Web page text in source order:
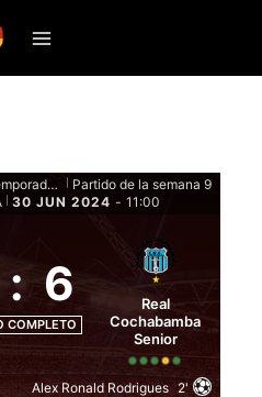
Superliga Boliviana Senior Temporada 2024 - Fase de Grupos Senior
Partido de la semana 9
30 JUN 2024 - 11:00
: 6
COMPLETO
Real
Cochabamba
Senior
Alex Ronald Rodrigues 2'